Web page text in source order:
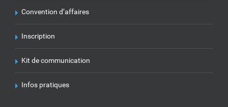
Convention d’affaires
Inscription
Kit de communication
Infos pratiques